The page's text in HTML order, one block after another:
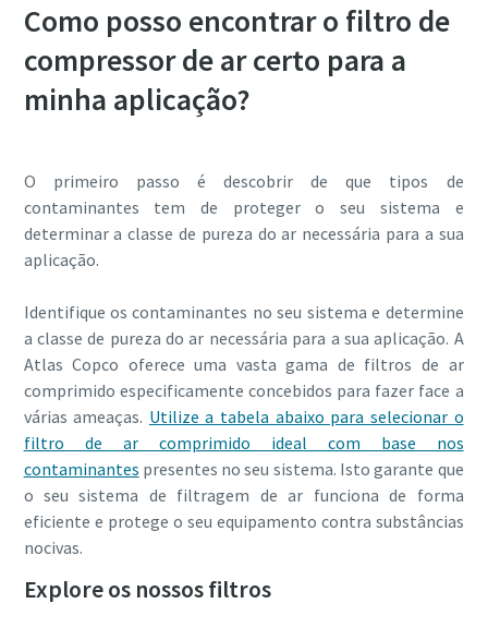
Como posso encontrar o filtro de
compressor de ar certo para a
minha aplicação?
O primeiro passo é descobrir de que tipos de
contaminantes tem de proteger o seu sistema e
determinar a classe de pureza do ar necessária para a sua
aplicação.
Identifique os contaminantes no seu sistema e determine
a classe de pureza do ar necessária para a sua aplicação. A
Atlas Copco oferece uma vasta gama de filtros de ar
comprimido especificamente concebidos para fazer face a
várias ameaças. Utilize a tabela abaixo para selecionar o
filtro de ar comprimido ideal com base nos
contaminantes presentes no seu sistema. Isto garante que
o seu sistema de filtragem de ar funciona de forma
eficiente e protege o seu equipamento contra substâncias
nocivas.
Explore os nossos filtros